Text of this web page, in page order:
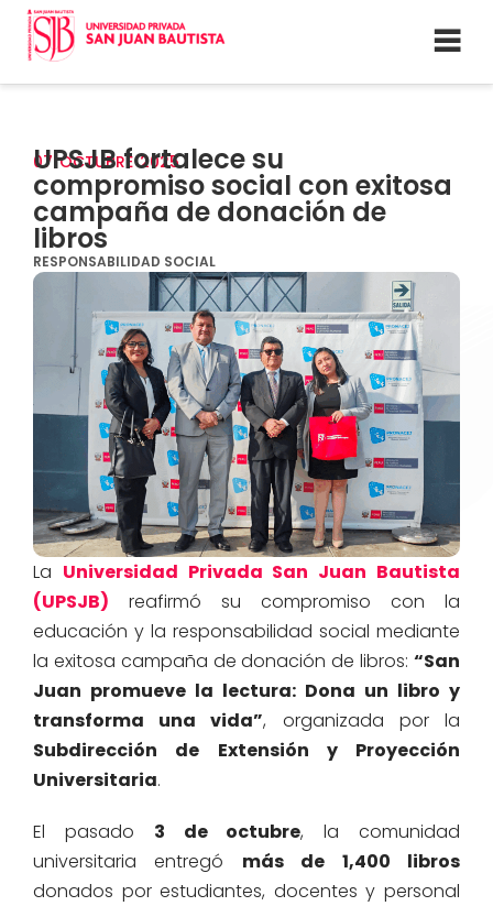
07 OCTUBRE 2025
UPSJB fortalece su
compromiso social con exitosa
campaña de donación de
libros
RESPONSABILIDAD SOCIAL
La Universidad Privada San Juan Bautista
(UPSJB) reafirmó su compromiso con la
educación y la responsabilidad social mediante
la exitosa campaña de donación de libros: “San
Juan promueve la lectura: Dona un libro y
transforma una vida”, organizada por la
Subdirección de Extensión y Proyección
Universitaria.
El pasado 3 de octubre, la comunidad
universitaria entregó más de 1,400 libros
donados por estudiantes, docentes y personal